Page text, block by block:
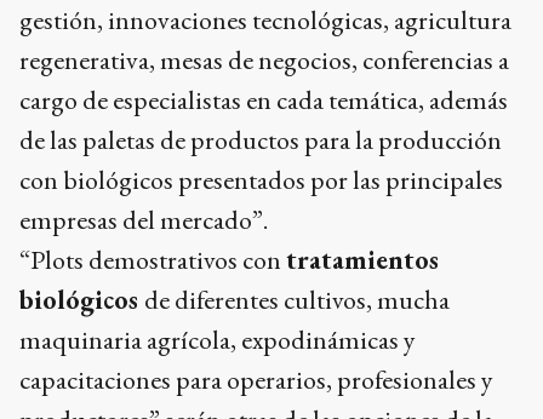
gestión, innovaciones tecnológicas, agricultura
regenerativa, mesas de negocios, conferencias a
cargo de especialistas en cada temática, además
de las paletas de productos para la producción
con biológicos presentados por las principales
empresas del mercado”.
“Plots demostrativos contratamientos
biológicos de diferentes cultivos, mucha
maquinaria agrícola, expodinámicas y
capacitaciones para operarios, profesionales y